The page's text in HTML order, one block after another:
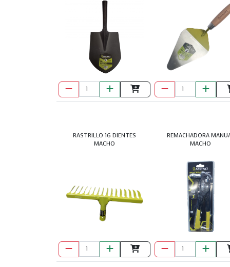
RASTRILLO 16 DIENTES
MACHO
REMACHADORA
MACHO